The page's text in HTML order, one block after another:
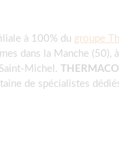
à 100% du groupe
dans la Manche (50),
Michel.
de spécialistes